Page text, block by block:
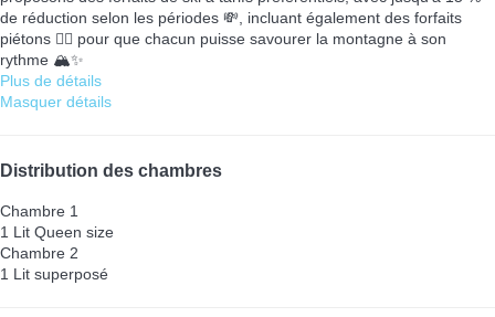
de réduction selon les périodes 💸, incluant également des forfaits
piétons 🚶‍♂️ pour que chacun puisse savourer la montagne à son
rythme 🏔️✨
Plus de détails
Masquer détails
Distribution des chambres
Chambre 1
1 Lit Queen size
Chambre 2
1 Lit superposé